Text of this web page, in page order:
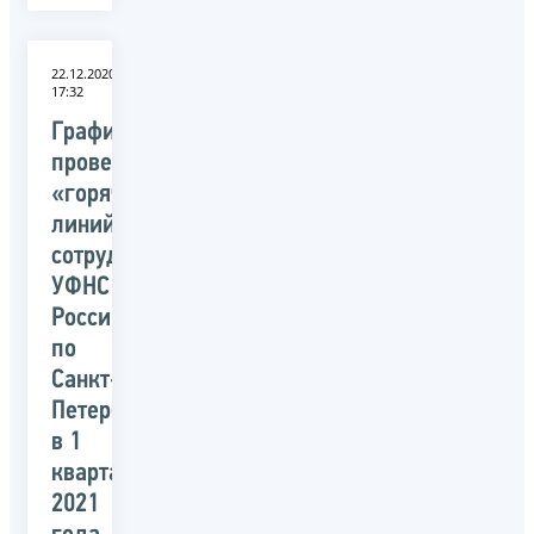
22.12.2020
17:32
График
проведения
«горячих
линий»
сотрудниками
УФНС
России
по
Санкт-
Петербургу
в 1
квартале
2021